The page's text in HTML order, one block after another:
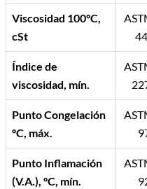
Viscosidad 100ºC,
cSt
Índice de
viscosidad, mín.
Punto Congelación
ºC, máx.
Punto Inflamación
(V.A.), ºC, mín.